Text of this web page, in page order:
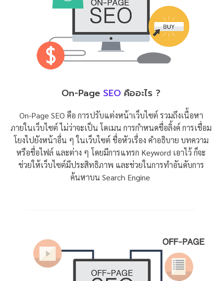
On-Page SEO คืออะไร ?
On-Page SEO คือ การปรับแต่งหน้าเว็บไซต์ รวมถึงเนื้อหา
ภายในเว็บไซต์ ไม่ว่าจะเป็น โดเมน การกำหนดชื่อลิ้งค์ การเชื่อม
โยงไปยังหน้าอื่น ๆ ในเว็บไซต์ ชื่อหัวเรื่อง คำอธิบาย บทความ
หรือชื่อไฟล์ และต่าง ๆ โดยมีการแทรก Keyword เอาไว้ ก็จะ
ช่วยให้เว็บไซต์มีประสิทธิภาพ และช่วยในการทำอันดับการ
ค้นหาบน Search Engine